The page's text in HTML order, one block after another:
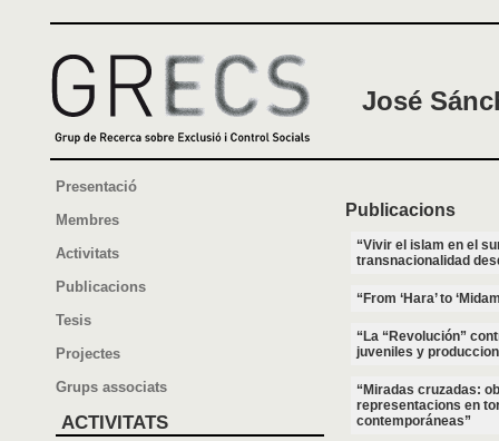
José
Presentació
Membres
Activitats
Publicacions
Tesis
Projectes
Grups associats
ACTIVITATS
Publicacions
“Vivir el islam en el
transnacionalidad
“From ‘Hara’ to
“La “Revolución”
juveniles y
“Miradas cruzadas:
representacions en
contemporáneas”